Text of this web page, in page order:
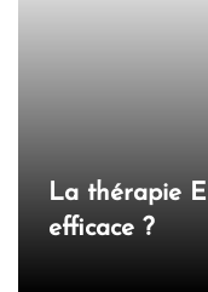
La thérapie
efficace ?